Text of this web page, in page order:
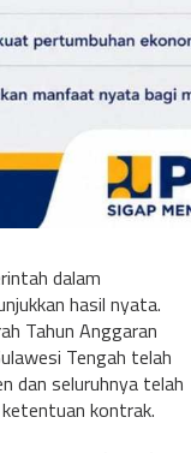
dalam
hasil nyata.
Tahun Anggaran
Tengah telah
dan seluruhnya telah
kontrak.